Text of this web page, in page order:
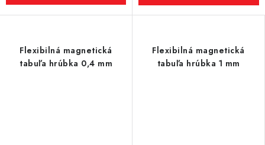
Flexibilná magnetická
tabuľa hrúbka 0,4 mm
Flexibilná magnetická
tabuľa hrúbka 1 mm